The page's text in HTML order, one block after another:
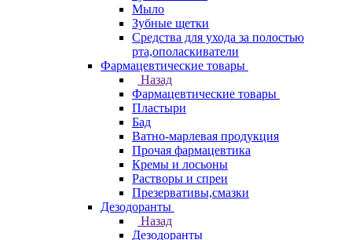
Мыло
Зубные щетки
Средства для ухода за полостью
рта,ополаскиватели
Фармацевтические товары
Назад
Фармацевтические товары
Пластыри
Бад
Ватно-марлевая продукция
Прочая фармацевтика
Кремы и лосьоны
Растворы и спреи
Презервативы,смазки
Дезодоранты
Назад
Дезодоранты